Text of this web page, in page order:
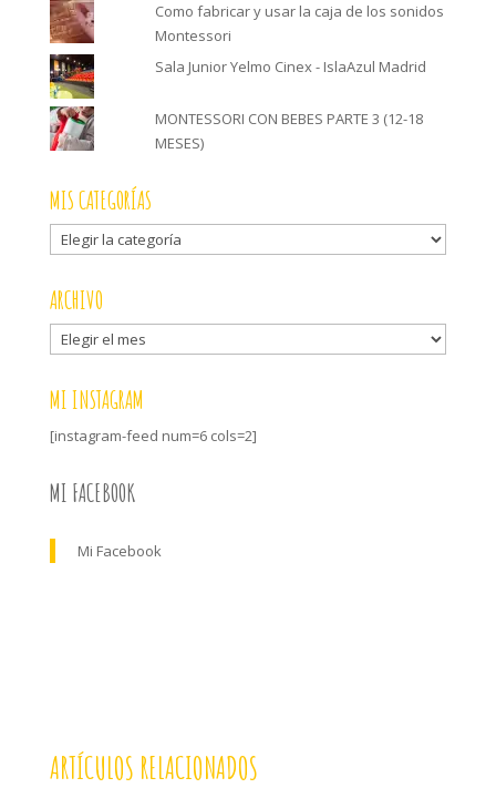
Como fabricar y usar la caja de los sonidos
Montessori
Sala Junior Yelmo Cinex - IslaAzul Madrid
MONTESSORI CON BEBES PARTE 3 (12-18
MESES)
MIS CATEGORÍAS
Mis
categorías
ARCHIVO
Archivo
MI INSTAGRAM
[instagram-feed num=6 cols=2]
MI FACEBOOK
Mi Facebook
ARTÍCULOS RELACIONADOS